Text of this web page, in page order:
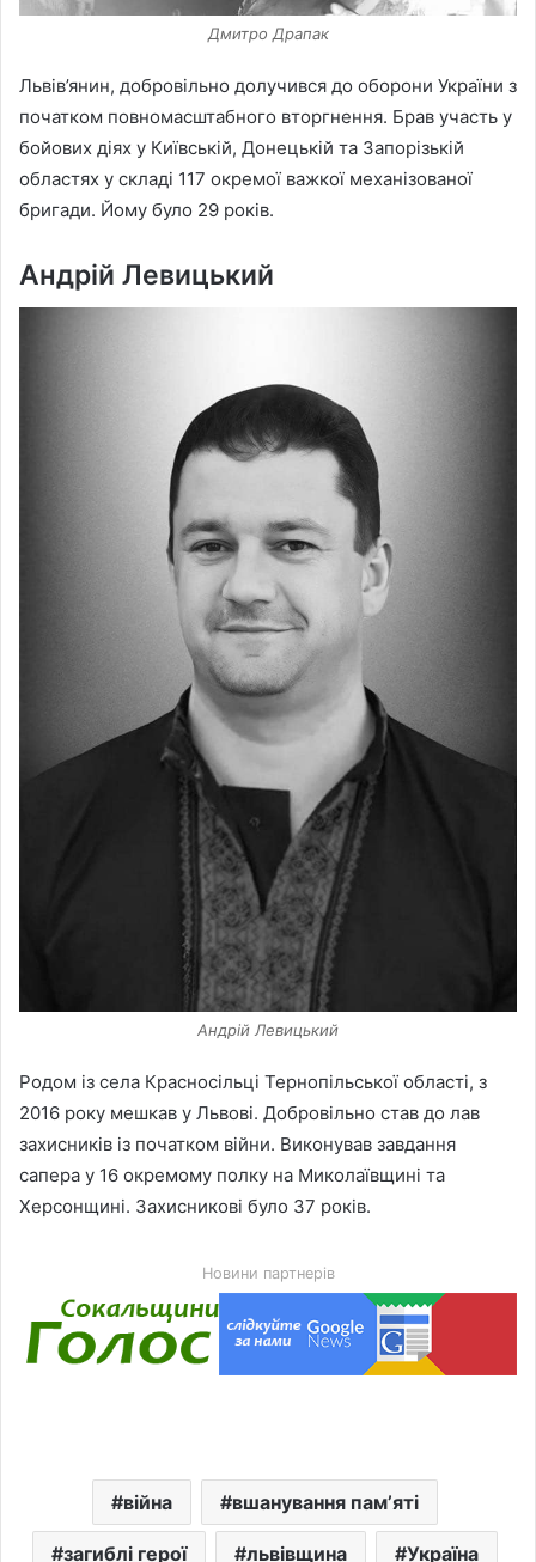
Дмитро Драпак
Львів’янин, добровільно долучився до оборони України з
початком повномасштабного вторгнення. Брав участь у
бойових діях у Київській, Донецькій та Запорізькій
областях у складі 117 окремої важкої механізованої
бригади. Йому було 29 років.
Андрій Левицький
Андрій Левицький
Родом із села Красносільці Тернопільської області, з
2016 року мешкав у Львові. Добровільно став до лав
захисників із початком війни. Виконував завдання
сапера у 16 окремому полку на Миколаївщині та
Херсонщині. Захисникові було 37 років.
Новини партнерів
війна вшанування памʼяті
загиблі герої львівщина Україна